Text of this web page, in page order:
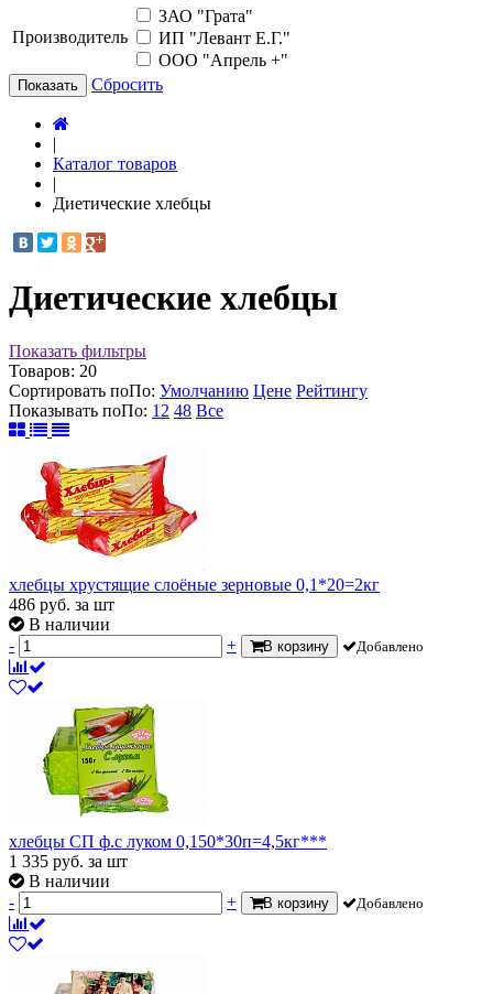
Производитель
ЗАО "Грата"
ИП "Левант Е.Г."
ООО "Апрель +"
Показать Сбросить
|
Каталог товаров
|
Диетические хлебцы
Диетические хлебцы
Показать фильтры
Товаров: 20
Сортировать поПо: Умолчанию Цене Рейтингу
Показывать поПо: 12 48 Все
хлебцы хрустящие слоёные зерновые 0,1*20=2кг
486 руб. за шт
В наличии
-
+ В корзину Добавлено
хлебцы СП ф.с луком 0,150*30п=4,5кг***
1 335 руб. за шт
В наличии
-
+ В корзину Добавлено